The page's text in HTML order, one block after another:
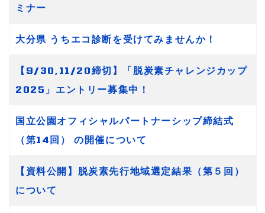
ミナー
大分県 うちエコ診断を受けてみませんか！
【9/30,11/20締切】「脱炭素チャレンジカップ
2025」エントリー募集中！
国立公園オフィシャルパートナーシップ締結式
（第14回） の開催について
【資料公開】脱炭素先行地域選定結果（第５回）
について